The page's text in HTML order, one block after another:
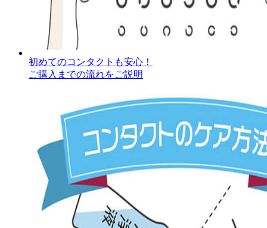
初めてのコンタクトも安心！
ご購入までの流れをご説明